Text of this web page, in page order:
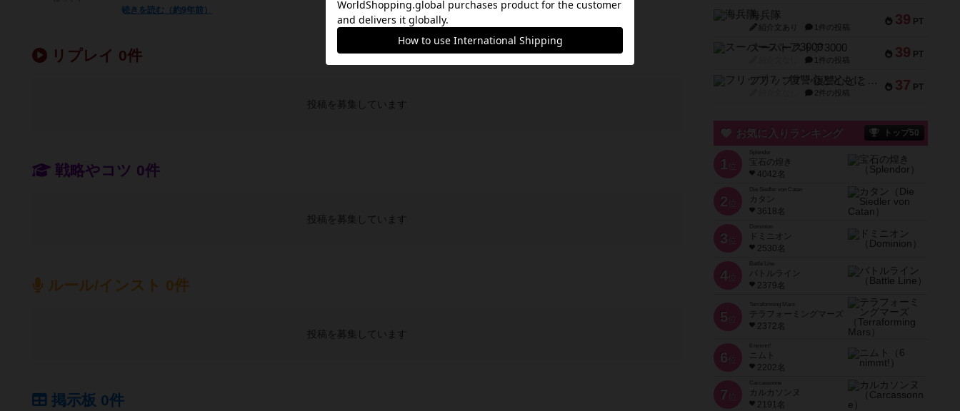
続きを読む（約9年前）
リプレイ 0件
投稿を募集しています
戦略やコツ 0件
投稿を募集しています
ルール/インスト 0件
投稿を募集しています
掲示板 0件
39 PT
海兵隊
紹介文あり 1件の投稿
39 PT
スーパーストア3000
1件の投稿
37 PT
フリップ７：復讐心とともに
2件の投稿
お気に入りランキング トップ50
1 位
宝石の煌き
4042名
2 位
Die Siedler von Catan
カタン
3618名
3 位
ドミニオン
2530名
4位
Battle Line
バトルライン
2379名
5 位
Terraforming Mars
テラフォーミングマーズ
2372名
6 位
ニムト
2202名
7 位
Carcassonne
カルカソンヌ
2191名